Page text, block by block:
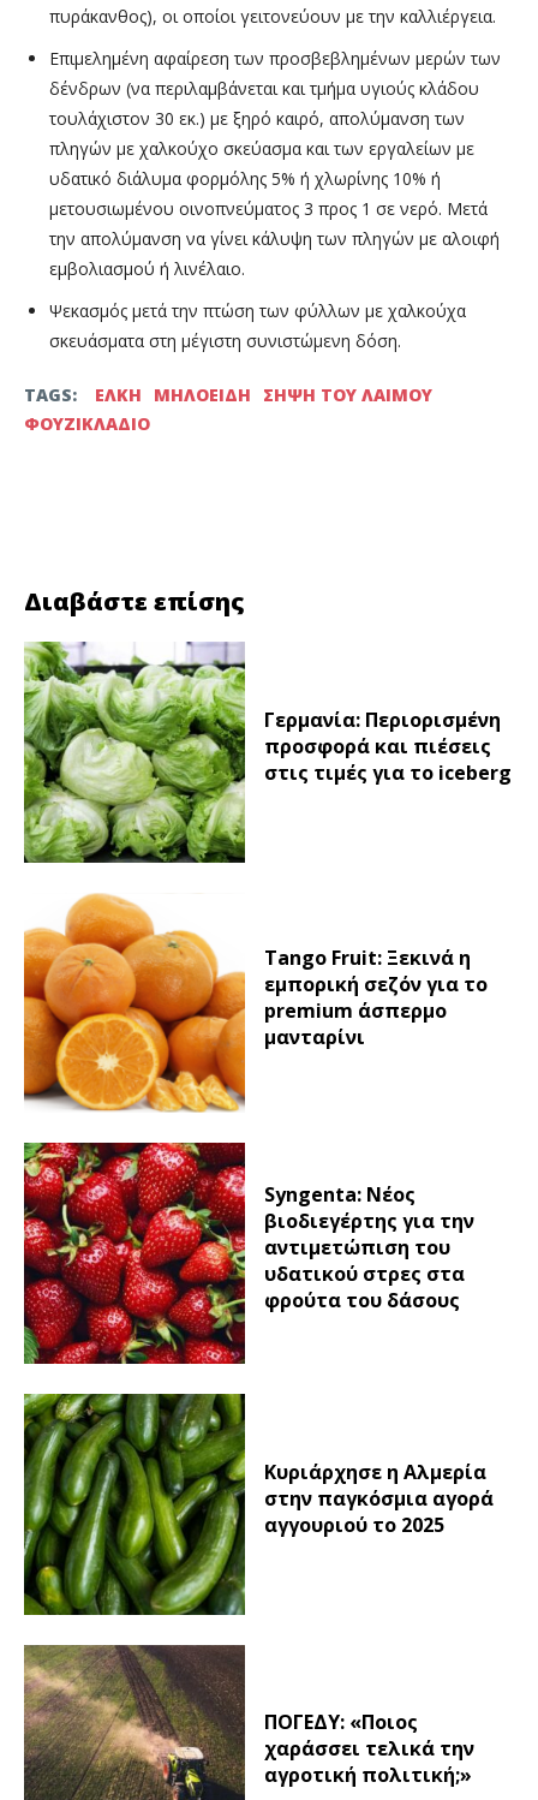
πυράκανθος), οι οποίοι γειτονεύουν με την καλλιέργεια.
Επιμελημένη αφαίρεση των προσβεβλημένων μερών των
δένδρων (να περιλαμβάνεται και τμήμα υγιούς κλάδου
τουλάχιστον 30 εκ.) με ξηρό καιρό, απολύμανση των
πληγών με χαλκούχο σκεύασμα και των εργαλείων με
υδατικό διάλυμα φορμόλης 5% ή χλωρίνης 10% ή
μετουσιωμένου οινοπνεύματος 3 προς 1 σε νερό. Μετά
την απολύμανση να γίνει κάλυψη των πληγών με αλοιφή
εμβολιασμού ή λινέλαιο.
Ψεκασμός μετά την πτώση των φύλλων με χαλκούχα
σκευάσματα στη μέγιστη συνιστώμενη δόση.
TAGS: ΕΛΚΗ ΜΗΛΟΕΙΔΗ
ΣΗΨΗ ΤΟΥ ΛΑΙΜΟΥ
ΦΟΥΖΙΚΛΑΔΙΟ
Διαβάστε επίσης
Γερμανία: Περιορισμένη
προσφορά και πιέσεις
στις τιμές για το iceberg
Tango Fruit: Ξεκινά η
εμπορική σεζόν για το
premium άσπερμο
μανταρίνι
Syngenta: Νέος
βιοδιεγέρτης για την
αντιμετώπιση του
υδατικού στρες στα
φρούτα του δάσους
Κυριάρχησε η Αλμερία
στην παγκόσμια αγορά
αγγουριού το 2025
ΠΟΓΕΔΥ: «Ποιος
χαράσσει τελικά την
αγροτική πολιτική;»